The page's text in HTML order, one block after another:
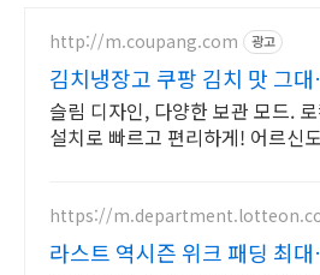
http://m.coupang.com 광고
김치냉장고 쿠팡 김치 맛 그대
신선
슬림 디자인, 다양한 보관 모드.
설치로 빠르고 편리하게! 어르신
https://
라스트 역시즌 위크 패딩 최대